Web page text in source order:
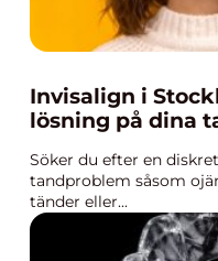
Invisalign i
lösning på dina
Söker du efter en
tandproblem såsom
tänder eller...